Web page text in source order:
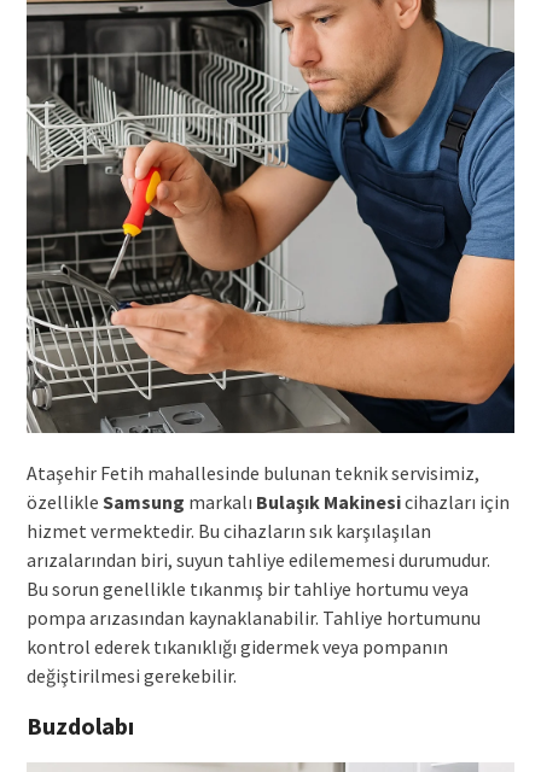
Ataşehir Fetih mahallesinde bulunan teknik servisimiz,
özellikle Samsung markalı Bulaşık Makinesicihazları için
hizmet vermektedir. Bu cihazların sık karşılaşılan
arızalarından biri, suyun tahliye edilememesi durumudur.
Bu sorun genellikle tıkanmış bir tahliye hortumu veya
pompa arızasından kaynaklanabilir. Tahliye hortumunu
kontrol ederek tıkanıklığı gidermek veya pompanın
değiştirilmesi gerekebilir.
Buzdolabı